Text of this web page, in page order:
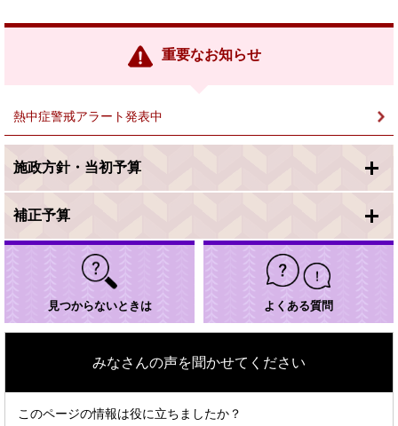
リ
重要なお知らせ
熱中症警戒アラート発表中
施政方針・当初予算
補正予算
見つからないときは よくある質問
みなさんの声を聞かせてください
このページの情報は役に立ちましたか？